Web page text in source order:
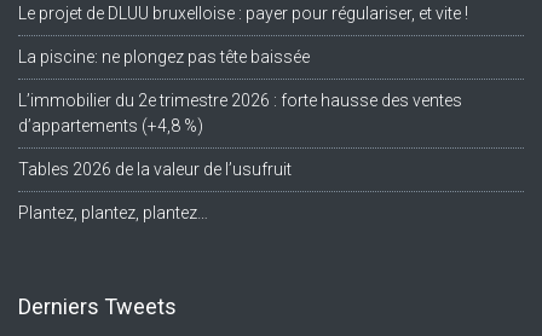
Le projet de DLUU bruxelloise : payer pour régulariser, et vite !
La piscine: ne plongez pas tête baissée
L’immobilier du 2e trimestre 2026 : forte hausse des ventes
d’appartements (+4,8 %)
Tables 2026 de la valeur de l’usufruit
Plantez, plantez, plantez…
Derniers Tweets